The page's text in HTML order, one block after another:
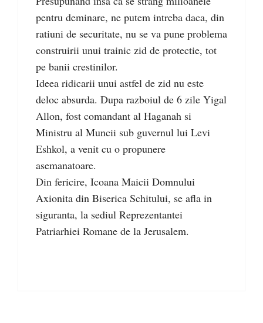
pentru deminare, ne putem intreba daca, din
ratiuni de securitate, nu se va pune problema
construirii unui trainic zid de protectie, tot
pe banii crestinilor.
Ideea ridicarii unui astfel de zid nu este
deloc absurda. Dupa razboiul de 6 zile Yigal
Allon, fost comandant al Haganah si
Ministru al Muncii sub guvernul lui Levi
Eshkol, a venit cu o propunere
asemanatoare.
Din fericire, Icoana Maicii Domnului
Axionita din Biserica Schitului, se afla in
siguranta, la sediul Reprezentantei
Patriarhiei Romane de la Jerusalem.